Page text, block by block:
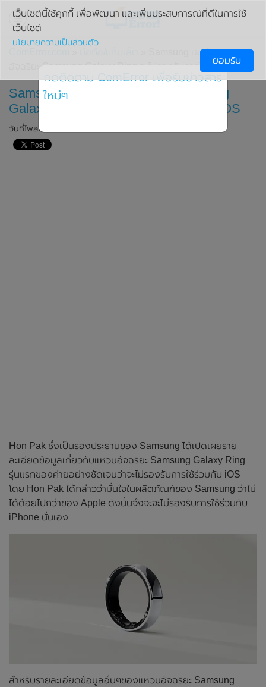
» Samsung เผย!! แหวน
อัจฉริยะ Samsung Galaxy Ring จะไม่รองรับการใช้ร่วมกับ iOS
Samsung เผย!! แหวนอัจฉริยะ Samsung
Galaxy Ring จะไม่รองรับการใช้ร่วมกับ iOS
วันที่โพสต์: 9 มีนาคม 2024
Hon Pak ซึ่งเป็นรองประธานของ Samsung ได้เปิดเผยราย
ละเอียดข้อมูลเกี่ยวกับแหวนอัจฉริยะ Samsung Galaxy Ring
รุ่นแรกของค่ายอย่างชัดเจนว่าจะไม่รองรับการใช้ร่วมกับ iOS
โดย Hon Pak ได้กล่าวว่ามั่นใจในผลิตภัณฑ์ของ Samsung ว่าไม่
ได้ด้อยไปกว่าของ Apple ดังนั้นจึงจะจะไม่รองรับการใช้ร่วมกับ
iPhone นั่นเอง
สำหรับรายละเอียดข้อมูลอื่นๆของแหวนอัจฉริยะ Samsung
เว็บไซต์นี้ใช้คุกกี้ เพื่อพัฒนา และเพิ่มประสบการณ์ที่ดีในการใช้
เว็บไซต์
นโยบายความเป็นส่วนตัว
ยอมรับ
กดติดตาม ComError เพื่อรับข่าวสาร
ใหม่ๆ